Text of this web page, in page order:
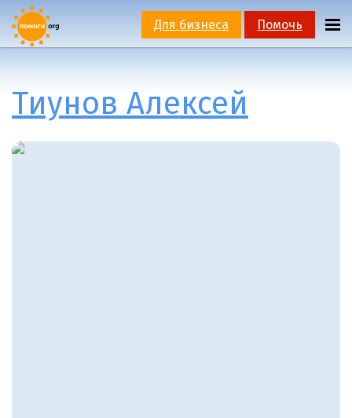
Для бизнеса Помочь
Тиунов Алексей